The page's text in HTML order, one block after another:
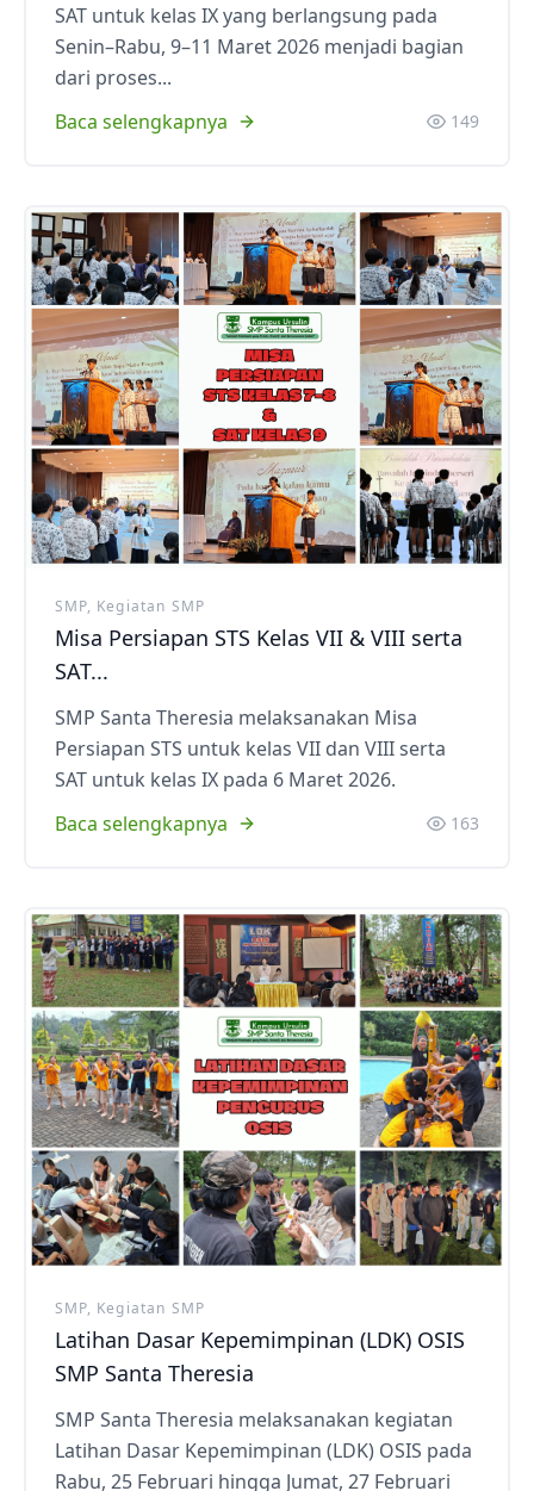
SAT untuk kelas IX yang berlangsung pada
Senin–Rabu, 9–11 Maret 2026 menjadi bagian
dari proses...
Baca selengkapnya
149
SMP, Kegiatan SMP
Misa Persiapan STS Kelas VII & VIII serta
SAT...
SMP Santa Theresia melaksanakan Misa
Persiapan STS untuk kelas VII dan VIII serta
SAT untuk kelas IX pada 6 Maret 2026.
Baca selengkapnya
163
SMP, Kegiatan SMP
Latihan Dasar Kepemimpinan (LDK) OSIS
SMP Santa Theresia
SMP Santa Theresia melaksanakan kegiatan
Latihan Dasar Kepemimpinan (LDK) OSIS pada
Rabu, 25 Februari hingga Jumat, 27 Februari